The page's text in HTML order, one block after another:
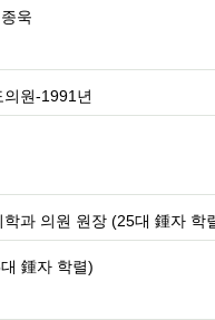
욱
원-1991년
과 의원 원장 (25대 鍾자 학
鍾자 학렬)